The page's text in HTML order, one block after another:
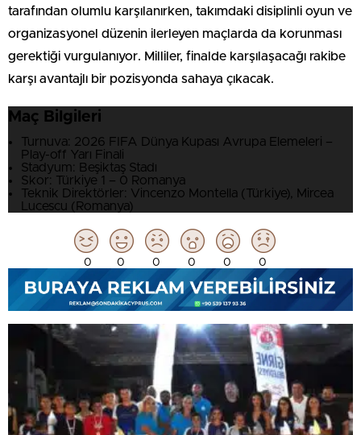
tarafından olumlu karşılanırken, takımdaki disiplinli oyun ve
organizasyonel düzenin ilerleyen maçlarda da korunması
gerektiği vurgulanıyor. Milliler, finalde karşılaşacağı rakibe
karşı avantajlı bir pozisyonda sahaya çıkacak.
Maç Bilgileri
Turnuva: 2026 FIFA Dünya Kupası Avrupa Elemeleri –
Play-off Yarı Finali
Stadyum: Beşiktaş Stadı
Skor: Türkiye 1 – 0 Romanya
Teknik Direktörler: Vincenzo Montella (Türkiye), Mircea
Lucescu (Romanya)
0 0 0 0 0 0